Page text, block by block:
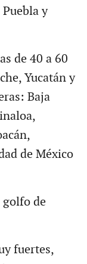
y
de 40 a 60
Yucatán y
Baja
de México
golfo de
fuertes,